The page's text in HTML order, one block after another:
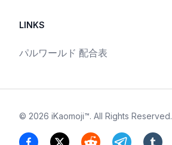
LINKS
パルワールド 配合表
© 2026 iKaomoji™. All Rights Reserved.